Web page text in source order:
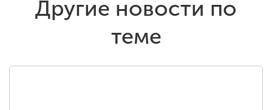
Другие новости по
теме